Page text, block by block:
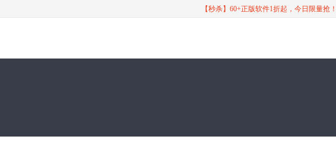
【秒杀】60+正版软件1折起，今日限量抢！